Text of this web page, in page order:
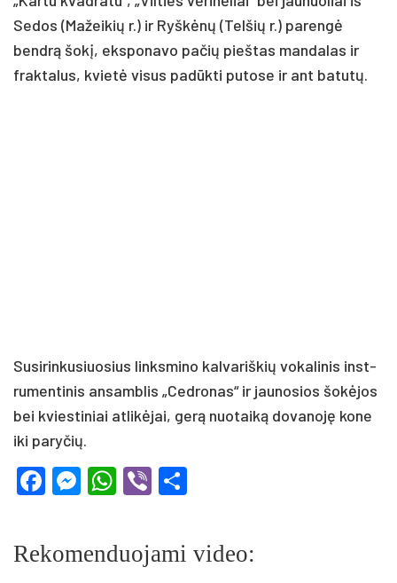
Se­dos (Ma­žei­kių r.) ir Ryš­kė­nų (Tel­šių r.) pa­ren­gė
bend­rą šo­kį, eks­po­na­vo pa­čių pieš­tas man­da­las ir
frak­ta­lus, kvie­tė vi­sus pa­dūk­ti pu­to­se ir ant ba­tu­tų.
Su­si­rin­ku­siuo­sius links­mi­no kal­va­riš­kių vo­ka­li­nis inst­
ru­men­ti­nis an­samb­lis „Ced­ro­nas“ ir jau­no­sios šo­kė­jos
bei kvies­ti­niai at­li­kė­jai, ge­rą nuo­tai­ką do­va­no­ję ko­ne
iki pa­ry­čių.
Facebook
Messenger
WhatsApp
Viber
Rekomenduojami video: